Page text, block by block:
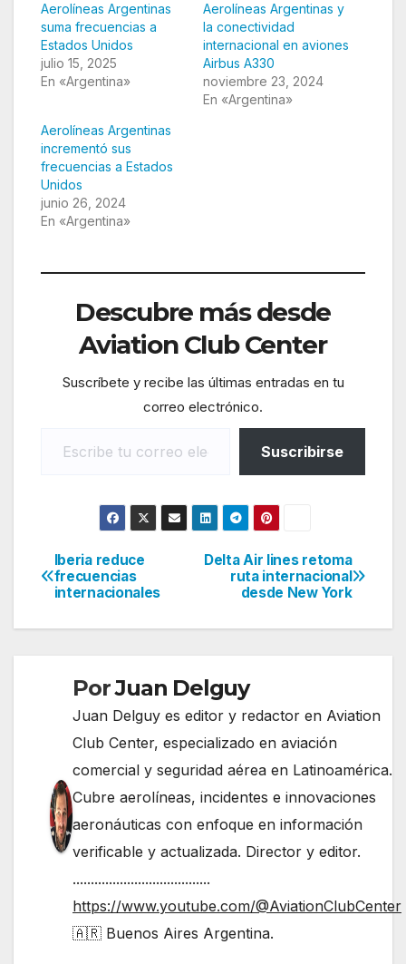
Aerolíneas Argentinas
suma frecuencias a
Estados Unidos
julio 15, 2025
En «Argentina»
Aerolíneas Argentinas y
la conectividad
internacional en aviones
Airbus A330
noviembre 23, 2024
En «Argentina»
Aerolíneas Argentinas
incrementó sus
frecuencias a Estados
Unidos
junio 26, 2024
En «Argentina»
Descubre más desde
Aviation Club Center
Suscríbete y recibe las últimas entradas en tu
correo electrónico.
Suscribirse
Navegación
de
Delta Air lines retoma
ruta internacional
desde New York
Iberia reduce
frecuencias
internacionales
PorJuan Delguy
Juan Delguy es editor y redactor en Aviation
Club Center, especializado en aviación
comercial y seguridad aérea en Latinoamérica.
Cubre aerolíneas, incidentes e innovaciones
aeronáuticas con enfoque en información
verificable y actualizada. Director y editor.
......................................
https://www.youtube.com/@AviationClubCenter
🇦🇷 Buenos Aires Argentina.